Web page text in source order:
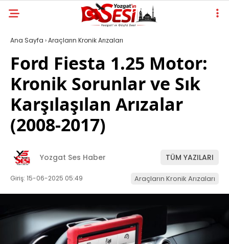
Ana Sayfa ›Araçların Kronik Arızaları
Ford Fiesta 1.25 Motor:
Kronik Sorunlar ve Sık
Karşılaşılan Arızalar
(2008-2017)
Yozgat Ses Haber TÜM YAZILARI
Giriş: 15-06-2025 05:49 Araçların Kronik Arızaları